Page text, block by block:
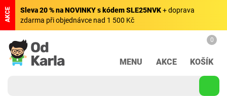
AKCE Sleva 20 % na NOVINKY s kódem SLE25NVK+ doprava
zdarma při objednávce nad 1 500 Kč
MENU AKCE
0
KOŠÍK